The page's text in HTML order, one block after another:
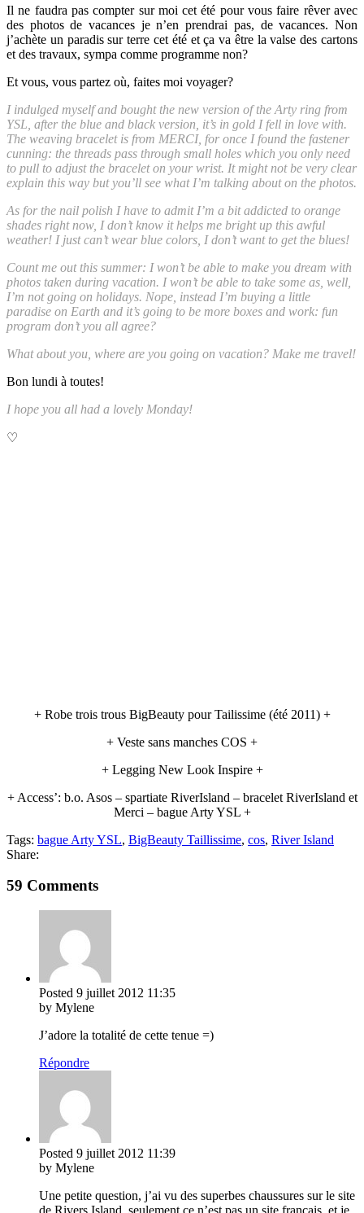
Il ne faudra pas compter sur moi cet été pour vous faire rêver avec
des photos de vacances je n’en prendrai pas, de vacances. Non
j’achète un paradis sur terre cet été et ça va être la valse des cartons
et des travaux, sympa comme programme non?
Et vous, vous partez où, faites moi voyager?
I indulged myself and bought the new version of the Arty ring from
YSL, after the blue and black version, it’s in gold I fell in love with.
The weaving bracelet is from MERCI, for once I found the fastener
cunning: the threads pass through small holes which you only need
to pull to adjust the bracelet on your wrist. It might not be very clear
explain this way but you’ll see what I’m talking about on the photos.
As for the nail polish I have to admit I’m a bit addicted to orange
shades right now, I don’t know it helps me bright up this awful
weather! I just can’t wear blue colors, I don’t want to get the blues!
Count me out this summer: I won’t be able to make you dream with
photos taken during vacation. I won’t be able to take some as, well,
I’m not going on holidays. Nope, instead I’m buying a little
paradise on Earth and it’s going to be more boxes and work: fun
program don’t you all agree?
What about you, where are you going on vacation? Make me travel!
Bon lundi à toutes!
I hope you all had a lovely Monday!
♡
+ Robe trois trous BigBeauty pour Tailissime (été 2011) +
+ Veste sans manches COS +
+ Legging New Look Inspire +
+ Access’: b.o. Asos – spartiate RiverIsland – bracelet RiverIsland et
Merci – bague Arty YSL +
Tags: bague Arty YSL, BigBeauty Taillissime, cos, River Island
Share:
59 Comments
Posted 9 juillet 2012 11:35
by Mylene
J’adore la totalité de cette tenue =)
Répondre
Posted 9 juillet 2012 11:39
by Mylene
Une petite question, j’ai vu des superbes chaussures sur le site
de Rivers Island, seulement ce n’est pas un site français, et je